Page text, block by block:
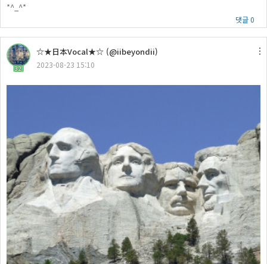
*^_^*
댓글 0
32
☆★日本Vocal★☆ (@iibeyondii)
2023-08-23 15:10